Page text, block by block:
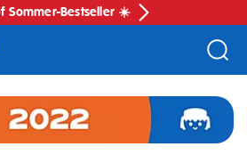
Sommer-Bestseller ☀️